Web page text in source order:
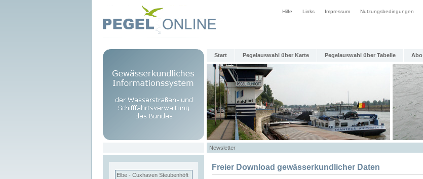
Hilfe Links Impressum Nutzungsbedingungen
Start Pegelauswahl über Karte Pegelauswahl über Tabelle Abo
Newsletter
Elbe - Cuxhaven Steubenhöft
Freier Download gewässerkundlicher Daten